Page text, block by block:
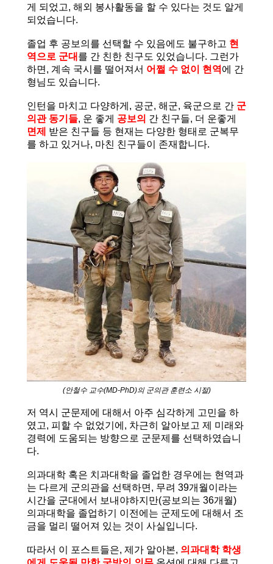
게 되었고, 해외 봉사활동을 할 수 있다는 것도 알게
되었습니다.
졸업 후 공보의를 선택할 수 있음에도 불구하고 현
역으로 군대 를 간 친한 친구도 있었습니다. 그런가
하면, 계속 국시를 떨어져서 어쩔 수 없이 현역에 간
형님도 있습니다.
인턴을 마치고 다양하게, 공군, 해군, 육군으로 간 군
의관 동기들, 운 좋게 공보의 간 친구들, 더 운좋게
면제
받은 친구들 등 현재는 다양한 형태로 군복무
를 하고 있거나, 마친 친구들이 존재합니다.
(안철수 교수(MD-PhD)의 군의관 훈련소 시절)
저 역시 군문제에 대해서 아주 심각하게 고민을 하
였고, 피할 수 없었기에, 차근히 알아보고 제 미래와
경력에 도움되는 방향으로 군문제를 선택하였습니
다.
의과대학 혹은 치과대학을 졸업한 경우에는 현역과
는 다르게 군의관을 선택하면, 무려 39개월이라는
시간을 군대에서 보내야하지만(공보의는 36개월)
의과대학을 졸업하기 이전에는 군제도에 대해서 조
금을 멀리 떨어져 있는 것이 사실입니다.
따라서 이 포스트들은, 제가 알아본, 의과대학 학생